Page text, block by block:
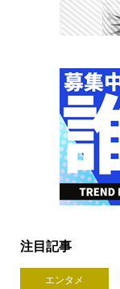
注目記事
エンタメ